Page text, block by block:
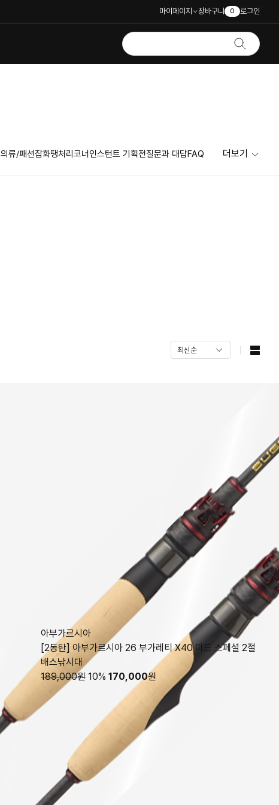
마이페이지 장바구니 0 로그인
의류/패션잡화땡처리코너 인스턴트 기획전질문과 대답FAQ 더보기
아부가르시아
[2동탄] 아부가르시아 26 부가레티 X40 미드 스페셜 2절
배스낚시대
189,000원 10% 170,000원